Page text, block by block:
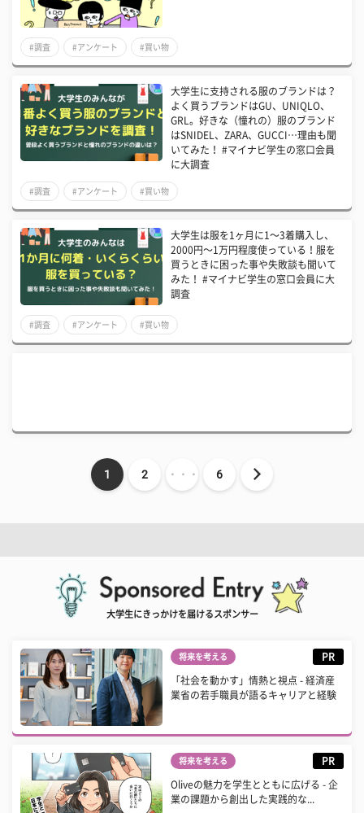
#調査 #アンケート #買い物
大学生に支持される服のブランドは？
よく買うブランドはGU、UNIQLO、
GRL。好きな（憧れの）服のブランド
はSNIDEL、ZARA、GUCCI…理由も聞
いてみた！ #マイナビ学生の窓口会員
に大調査
#調査 #アンケート #買い物
大学生は服を1ヶ月に1〜3着購入し、
2000円〜1万円程度使っている！服を
買うときに困った事や失敗談も聞いて
みた！ #マイナビ学生の窓口会員に大
調査
#調査 #アンケート #買い物
1 2 ・・・ 6
大学生にきっかけを届けるスポンサー
将来を考える PR
「社会を動かす」情熱と視点 - 経済産
業省の若手職員が語るキャリアと経験
将来を考える PR
Oliveの魅力を学生とともに広げる - 企
業の課題から創出した実践的な...